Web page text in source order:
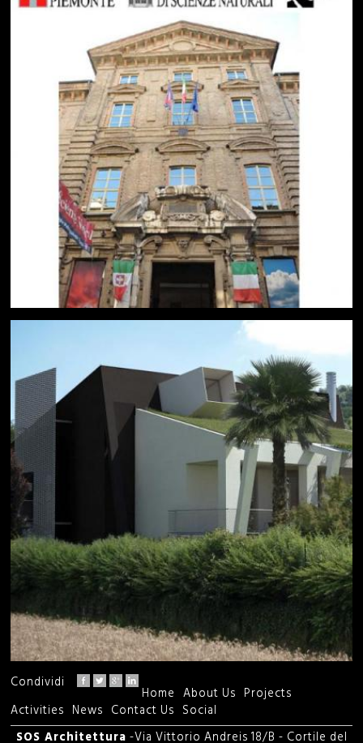
Condividi
M
Home About Us Projects
Activities News Contact Us Social
SOS Architettura -Via Vittorio Andreis 18/B - Cortile del